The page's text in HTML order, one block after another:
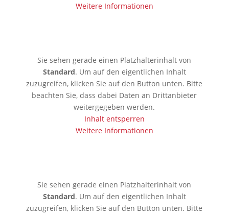
Weitere Informationen
Sie sehen gerade einen Platzhalterinhalt von
Standard. Um auf den eigentlichen Inhalt
zuzugreifen, klicken Sie auf den Button unten. Bitte
beachten Sie, dass dabei Daten an Drittanbieter
weitergegeben werden.
Inhalt entsperren
Weitere Informationen
Sie sehen gerade einen Platzhalterinhalt von
Standard. Um auf den eigentlichen Inhalt
zuzugreifen, klicken Sie auf den Button unten. Bitte